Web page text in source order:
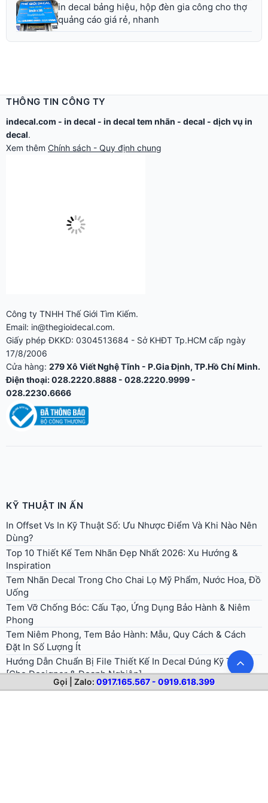
in decal bảng hiệu, hộp đèn gia công cho thợ
quảng cáo giá rẻ, nhanh
THÔNG TIN CÔNG TY
indecal.com - in decal - in decal tem nhãn - decal - dịch vụ in
decal.
Xem thêm Chính sách - Quy định chung
Email: in@thegioidecal.com.
Giấy phép ĐKKD: 0304513684 - Sở KHĐT Tp.HCM cấp ngày
Gọi | Zalo:0917.165.567 - 0919.618.399
KỸ THUẬT IN ẤN
In Offset Vs In Kỹ Thuật Số: Ưu Nhược Điểm Và Khi Nào Nên
Dùng?
Phong
Tem Niêm Phong, Tem Bảo Hành: Mẫu, Quy Cách & Cách
Đặt In Số Lượng Ít
Hướng Dẫn Chuẩn Bị File Thiết Kế In Decal Đúng Kỹ Thuật
[Cho Designer & Doanh Nghiệp]
In Decal Phản Quang Dán Xe Tải, Biển Báo: Chọn 3M 610
Hay 3M 3900 (Tổ Ong)?
Bế Decal Là Gì? Phân Biệt Kiss-Cut, Die-Cut & Cắt Rời
In Decal Cho Cửa Hàng F&B: Trọn Bộ 8 Loại Decal Cần Thiết
2026
Tuổi Thọ Decal Ngoài Trời: Yếu Tố UV, Mưa Nắng & Cách
Kéo Dài Độ Bền